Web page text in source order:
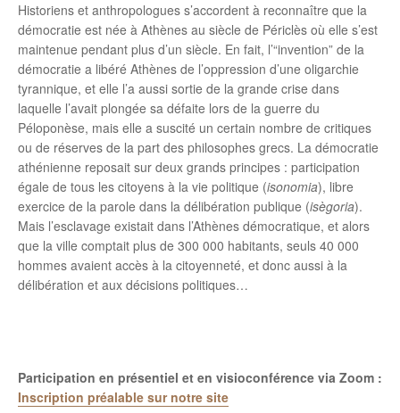
Historiens et anthropologues s’accordent à reconnaître que la
démocratie est née à Athènes au siècle de Périclès où elle s’est
maintenue pendant plus d’un siècle. En fait, l’“invention” de la
démocratie a libéré Athènes de l’oppression d’une oligarchie
tyrannique, et elle l’a aussi sortie de la grande crise dans
laquelle l’avait plongée sa défaite lors de la guerre du
Péloponèse, mais elle a suscité un certain nombre de critiques
ou de réserves de la part des philosophes grecs. La démocratie
athénienne reposait sur deux grands principes : participation
égale de tous les citoyens à la vie politique (isonomia), libre
exercice de la parole dans la délibération publique (isègoria).
Mais l’esclavage existait dans l’Athènes démocratique, et alors
que la ville comptait plus de 300 000 habitants, seuls 40 000
hommes avaient accès à la citoyenneté, et donc aussi à la
délibération et aux décisions politiques…
Participation en présentiel et en visioconférence via Zoom :
Inscription préalable sur notre site